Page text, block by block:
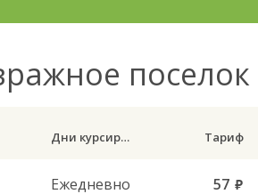
поселок
Дни курсирования Тариф
Ежедневно 57 руб.